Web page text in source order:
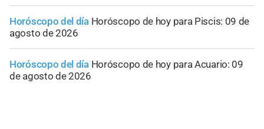
Horóscopo del día Horóscopo de hoy para Piscis: 09 de
agosto de 2026
Horóscopo del día Horóscopo de hoy para Acuario: 09
de agosto de 2026